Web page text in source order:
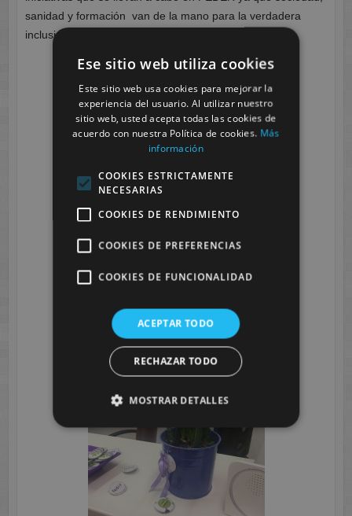
sanidad y formación van de la mano para la verdadera
inclusión social.
Ese sitio web utiliza cookies
Este sitio web usa cookies para mejorar la
experiencia del usuario. Al utilizar nuestro
sitio web, usted acepta todas las cookies de
acuerdo con nuestra Política de cookies. Más
información
COOKIES ESTRICTAMENTE
NECESARIAS
COOKIES DE RENDIMIENTO
COOKIES DE PREFERENCIAS
COOKIES DE FUNCIONALIDAD
ACEPTAR TODO
RECHAZAR TODO
MOSTRAR DETALLES